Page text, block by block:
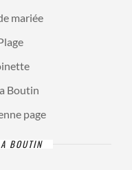
mariée
Boutin
page
BOUTIN